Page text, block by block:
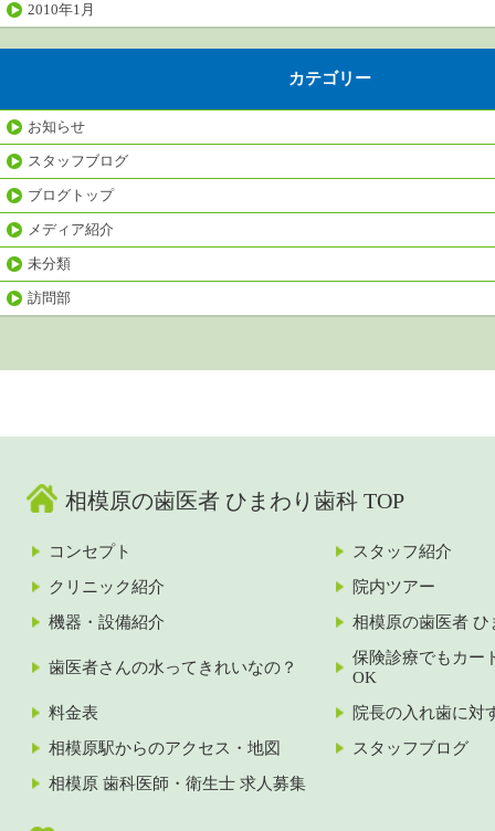
2010年1月
カテゴリー
お知らせ
スタッフブログ
ブログトップ
メディア紹介
未分類
訪問部
相模原の歯医者 ひまわり歯科 TOP
コンセプト
スタッフ紹介
クリニック紹介
院内ツアー
機器・設備紹介
相模原の歯医者 ひ
歯医者さんの水ってきれいなの？
保険診療でもカー
OK
料金表
院長の入れ歯に対
相模原駅からのアクセス・地図
スタッフブログ
相模原 歯科医師・衛生士 求人募集